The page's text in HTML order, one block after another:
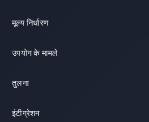
मूल्य निर्धारण
उपयोग के मामले
तुलना
इंटीग्रेशन